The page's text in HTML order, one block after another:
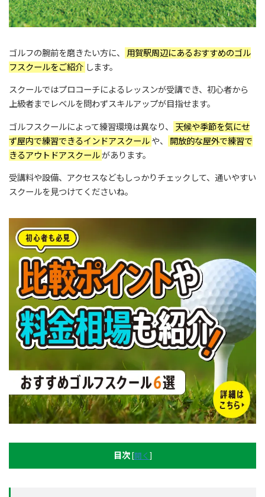
ゴルフの腕前を磨きたい方に、
用賀駅周辺にあるおすすめのゴル
フスクールをご紹介 します。
スクールではプロコーチによるレッスンが受講でき、初心者から
上級者までレベルを問わずスキルアップが目指せます。
ゴルフスクールによって練習環境は異なり、
天候や季節を気にせ
ず屋内で練習できるインドアスクール や、
開放的な屋外で練習で
きるアウトドアスクールがあります。
受講料や設備、アクセスなどもしっかりチェックして、通いやすい
スクールを見つけてくださいね。
目次 [開く ]